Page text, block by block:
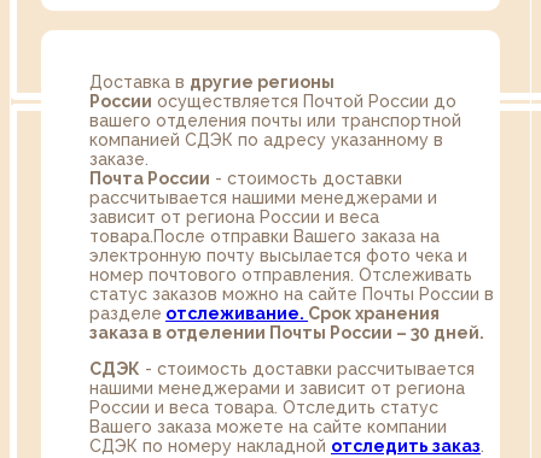
Доставка в другие регионы
России осуществляется Почтой России до
вашего отделения почты или транспортной
компанией СДЭК по адресу указанному в
заказе.
Почта России - стоимость доставки
рассчитывается нашими менеджерами и
зависит от региона России и веса
товара.После отправки Вашего заказа на
электронную почту высылается фото чека и
номер почтового отправления. Отслеживать
статус заказов можно на сайте Почты России в
разделе oтслеживание. Срок хранения
заказа в отделении Почты России – 30 дней.
СДЭК - стоимость доставки рассчитывается
нашими менеджерами и зависит от региона
России и веса товара. Отследить статус
Вашего заказа можете на сайте компании
СДЭК по номеру накладной отследить заказ